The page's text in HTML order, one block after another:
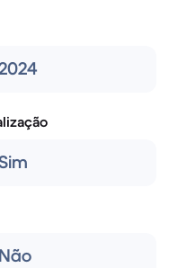
Sim
Não